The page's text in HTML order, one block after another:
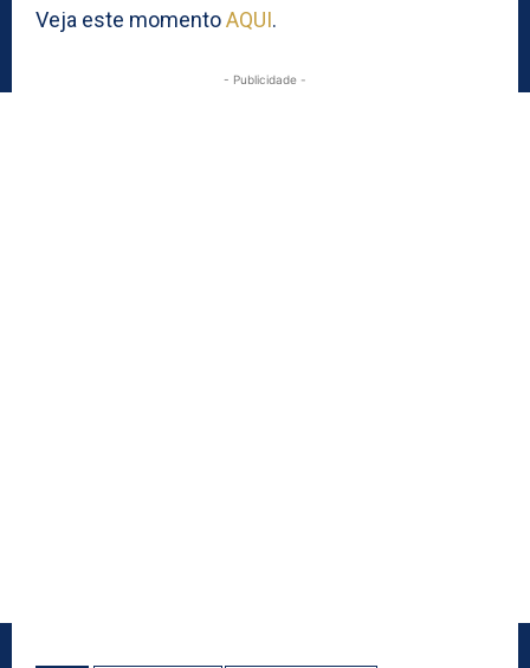
Veja este momentoAQUI.
- Publicidade -